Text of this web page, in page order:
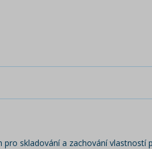
skladování a zachování vlastností